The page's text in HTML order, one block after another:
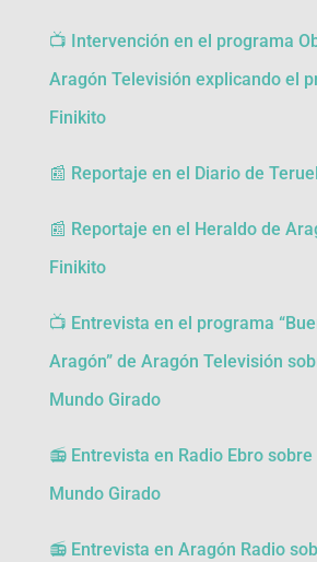
📺 Intervención en el programa
Aragón Televisión explicando el
Finikito
📰 Reportaje en el Diario de
📰 Reportaje en el Heraldo de
Finikito
📺 Entrevista en el programa
Aragón” de Aragón Televisión
Mundo Girado
📻 Entrevista en Radio Ebro sobre
Mundo Girado
📻 Entrevista en Aragón Radio